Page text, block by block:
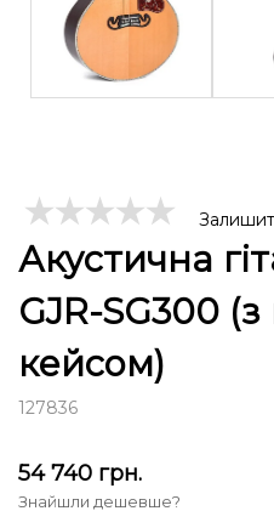
Акустична
GJR-SG300
кейсом)
127836
54 740 грн.
Знайшли дешевше?